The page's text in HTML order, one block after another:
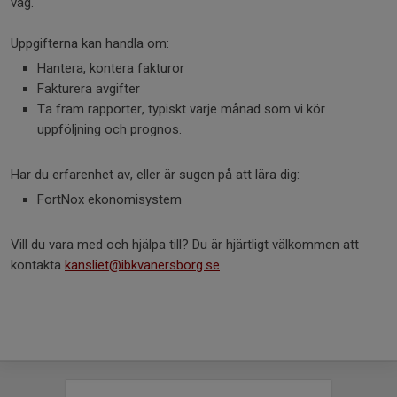
Uppgifterna kan handla om:
Hantera, kontera fakturor
Fakturera avgifter
Ta fram rapporter, typiskt varje månad som vi kör
uppföljning och prognos.
Har du erfarenhet av, eller är sugen på att lära dig:
FortNox ekonomisystem
Vill du vara med och hjälpa till? Du är hjärtligt välkommen att
kontakta kansliet@ibkvanersborg.se